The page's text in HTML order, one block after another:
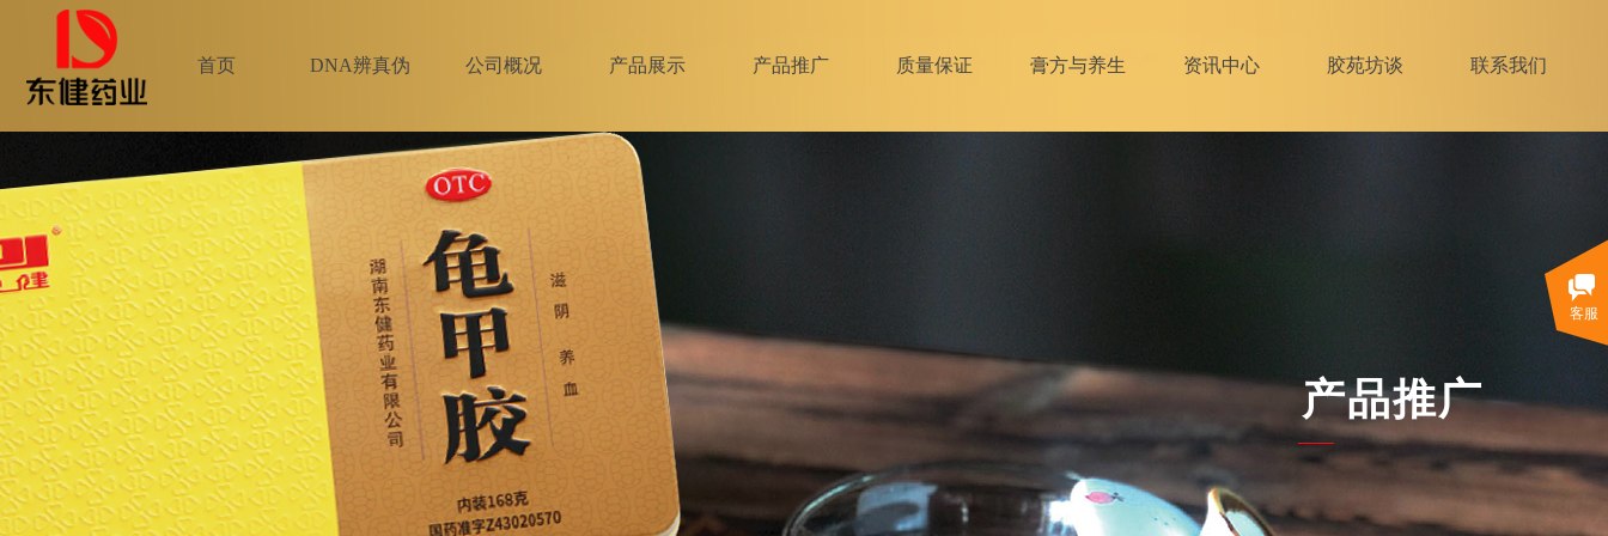
首页 DNA辨真伪 公司概况 产品展示 产品推广 质量保证 膏方与养生 资讯中心 胶苑坊谈 联系我们
产品推广
客服